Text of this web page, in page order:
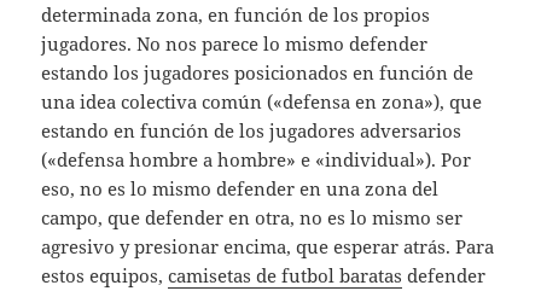
determinada zona, en función de los propios
jugadores. No nos parece lo mismo defender
estando los jugadores posicionados en función de
una idea colectiva común («defensa en zona»), que
estando en función de los jugadores adversarios
(«defensa hombre a hombre» e «individual»). Por
eso, no es lo mismo defender en una zona del
campo, que defender en otra, no es lo mismo ser
agresivo y presionar encima, que esperar atrás. Para
estos equipos,camisetas de futbol baratas defender